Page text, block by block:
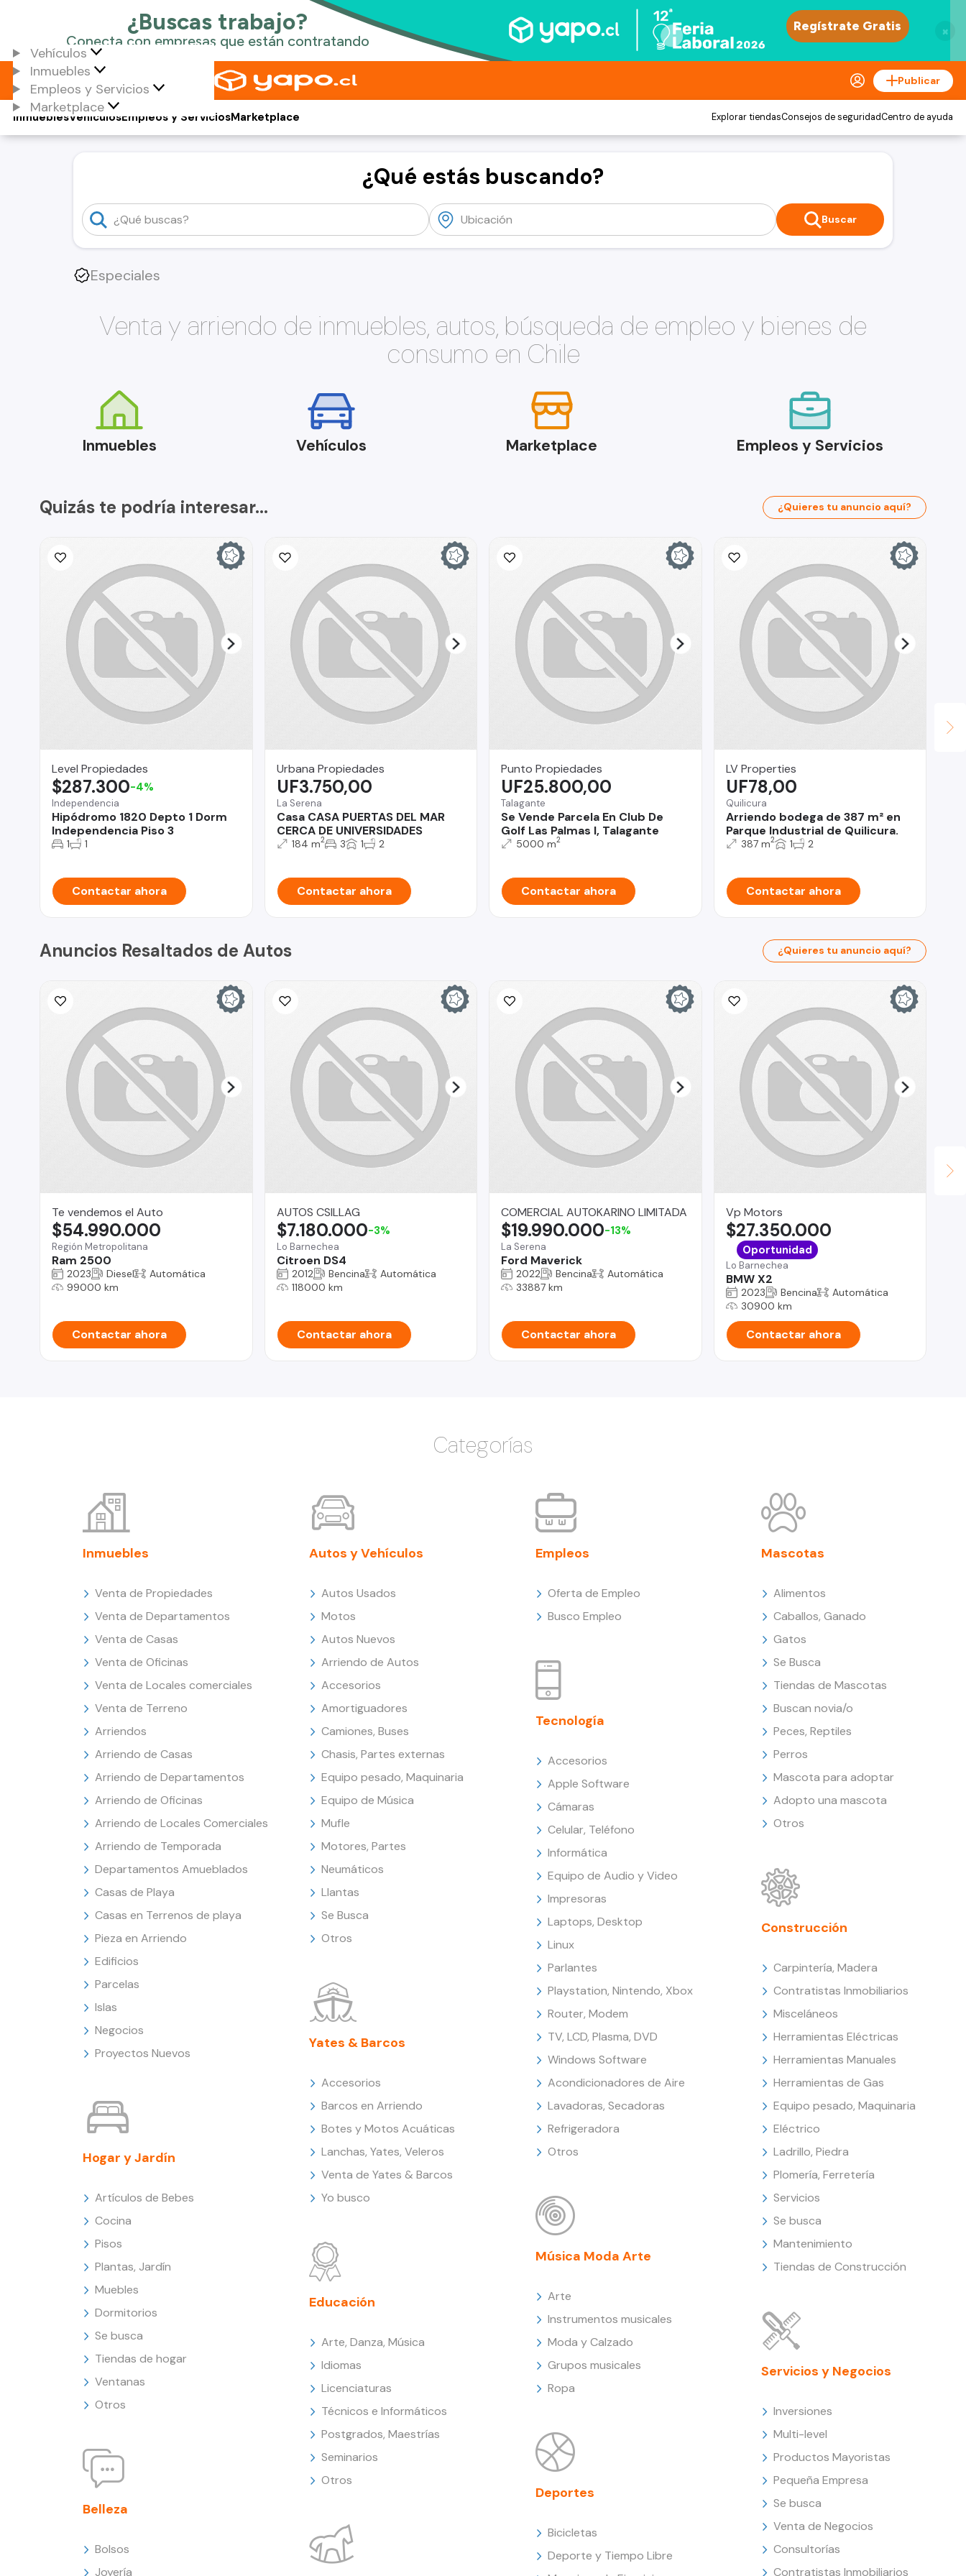
×
Vehículos
Inmuebles
Empleos y Servicios
Marketplace
Publicar
Vehículos
Inmuebles Empleos y ServiciosMarketplace Explorar tiendasConsejos de seguridadCentro de ayuda
¿Qué estás buscando?
Buscar
Especiales
Venta y arriendo de inmuebles, autos, búsqueda de empleo y bienes de
consumo en Chile
Inmuebles Vehículos Marketplace Empleos y Servicios
Quizás te podría interesar... ¿Quieres tu anuncio aquí?
Level Propiedades
Independencia
Hipódromo 1820 Depto 1 Dorm
Independencia Piso 3
$287.300-4%
1 1
Contactar ahora
Urbana Propiedades
La Serena
Casa CASA PUERTAS DEL MAR
CERCA DE UNIVERSIDADES
UF3.750,00
184 m2 3 1 2
Contactar ahora
Punto Propiedades
Talagante
Se Vende Parcela En Club De
Golf Las Palmas I, Talagante
UF25.800,00
5000 m2
Contactar ahora
LV Properties
Quilicura
Arriendo bodega de 387 m² en
Parque Industrial de Quilicura.
UF78,00
387 m2 1 2
Contactar ahora
Anuncios Resaltados de Autos ¿Quieres tu anuncio aquí?
Te vendemos el Auto
Región Metropolitana
Ram 2500
$54.990.000
2023 Diesel
Automática
99000 km
Contactar ahora
AUTOS CSILLAG
Lo Barnechea
Citroen DS4
$7.180.000-3%
2012 Bencina
Automática
118000 km
Contactar ahora
COMERCIAL AUTOKARINO LIMITADA
La Serena
Ford Maverick
$19.990.000-13%
2022 Bencina
Automática
33887 km
Contactar ahora
Vp Motors
Lo Barnechea
BMW X2
$27.350.000
Oportunidad
2023 Bencina
Automática
30900 km
Contactar ahora
Categorías
Inmuebles
Venta de Propiedades
Venta de Departamentos
Venta de Casas
Venta de Oficinas
Venta de Locales comerciales
Venta de Terreno
Arriendos
Arriendo de Casas
Arriendo de Departamentos
Arriendo de Oficinas
Arriendo de Locales Comerciales
Arriendo de Temporada
Departamentos Amueblados
Casas de Playa
Casas en Terrenos de playa
Pieza en Arriendo
Edificios
Parcelas
Islas
Negocios
Proyectos Nuevos
Hogar y Jardín
Artículos de Bebes
Cocina
Pisos
Plantas, Jardín
Muebles
Dormitorios
Se busca
Tiendas de hogar
Ventanas
Otros
Belleza
Bolsos
Joyería
Autos y Vehículos
Autos Usados
Motos
Autos Nuevos
Arriendo de Autos
Accesorios
Amortiguadores
Camiones, Buses
Chasis, Partes externas
Equipo pesado, Maquinaria
Equipo de Música
Mufle
Motores, Partes
Neumáticos
Llantas
Se Busca
Otros
Yates & Barcos
Accesorios
Barcos en Arriendo
Botes y Motos Acuáticas
Lanchas, Yates, Veleros
Venta de Yates & Barcos
Yo busco
Educación
Arte, Danza, Música
Idiomas
Licenciaturas
Técnicos e Informáticos
Postgrados, Maestrías
Seminarios
Otros
Empleos
Oferta de Empleo
Busco Empleo
Tecnología
Accesorios
Apple Software
Cámaras
Celular, Teléfono
Informática
Equipo de Audio y Video
Impresoras
Laptops, Desktop
Linux
Parlantes
Playstation, Nintendo, Xbox
Router, Modem
TV, LCD, Plasma, DVD
Windows Software
Acondicionadores de Aire
Lavadoras, Secadoras
Refrigeradora
Otros
Música Moda Arte
Arte
Instrumentos musicales
Moda y Calzado
Grupos musicales
Ropa
Deportes
Bicicletas
Deporte y Tiempo Libre
Mascotas
Alimentos
Caballos, Ganado
Gatos
Se Busca
Tiendas de Mascotas
Buscan novia/o
Peces, Reptiles
Perros
Mascota para adoptar
Adopto una mascota
Otros
Construcción
Carpintería, Madera
Contratistas Inmobiliarios
Misceláneos
Herramientas Eléctricas
Herramientas Manuales
Herramientas de Gas
Equipo pesado, Maquinaria
Eléctrico
Ladrillo, Piedra
Plomería, Ferretería
Servicios
Se busca
Mantenimiento
Tiendas de Construcción
Servicios y Negocios
Inversiones
Multi-level
Productos Mayoristas
Pequeña Empresa
Se busca
Venta de Negocios
Consultorías
Contratistas Inmobiliarios